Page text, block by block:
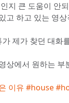
지 큰 도움이 안
고 하고 있는 영
제가 찾던 대화
상에서 원하는
이유 #house